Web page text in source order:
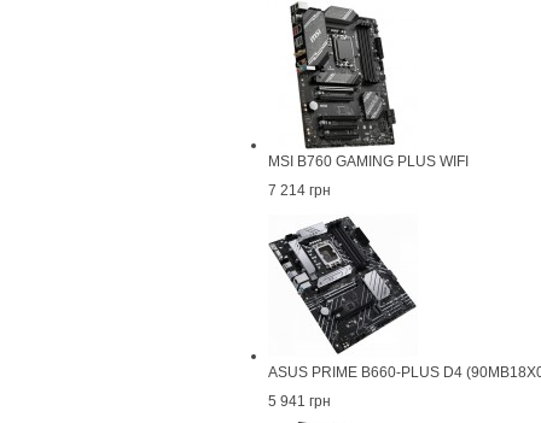
MSI B760 GAMING PLUS WIFI
7 214 грн
ASUS PRIME B660-PLUS D4
5 941 грн